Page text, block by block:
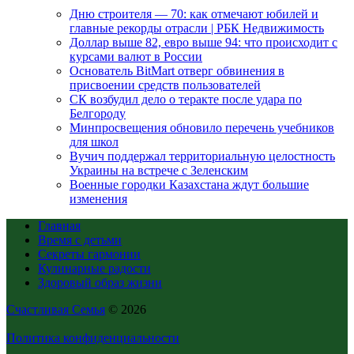
Дню строителя — 70: как отмечают юбилей и
главные рекорды отрасли | РБК Недвижимость
Доллар выше 82, евро выше 94: что происходит с
курсами валют в России
Основатель BitMart отверг обвинения в
присвоении средств пользователей
СК возбудил дело о теракте после удара по
Белгороду
Минпросвещения обновило перечень учебников
для школ
Вучич поддержал территориальную целостность
Украины на встрече с Зеленским
Военные городки Казахстана ждут большие
изменения
Главная
Время с детьми
Секреты гармонии
Кулинарные радости
Здоровый образ жизни
Счастливая Семья © 2026
Политика конфиденциальности